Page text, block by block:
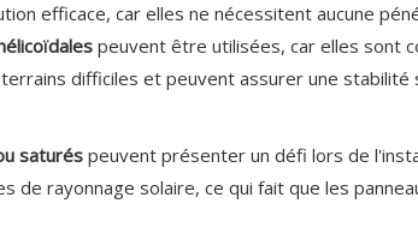
efficace, car elles ne nécessitent aucune
peuvent être utilisées, car elles sont
difficiles et peuvent assurer une stabilité
saturés peuvent présenter un défi lors de
rayonnage solaire, ce qui fait que les